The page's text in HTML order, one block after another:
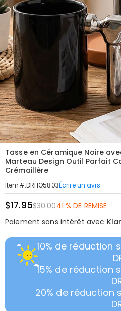
Tasse en Céramique Noire
Marteau Design Outil Parfait
Crémaillère
Item#:DRHO5803Écrire un avis
$17.95$30.0041 % DE REMISE
Paiement sans intérêt avec
10% de réduction
15% de réduction
20% de réduction